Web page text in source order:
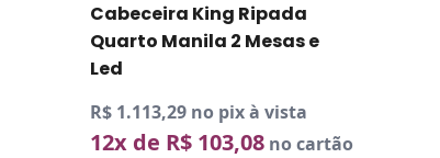
Cabeceira King Ripada
Quarto Manila 2 Mesas e
Led
R$ 1.113,29 no pix à vista
12x de R$ 103,08 no cartão